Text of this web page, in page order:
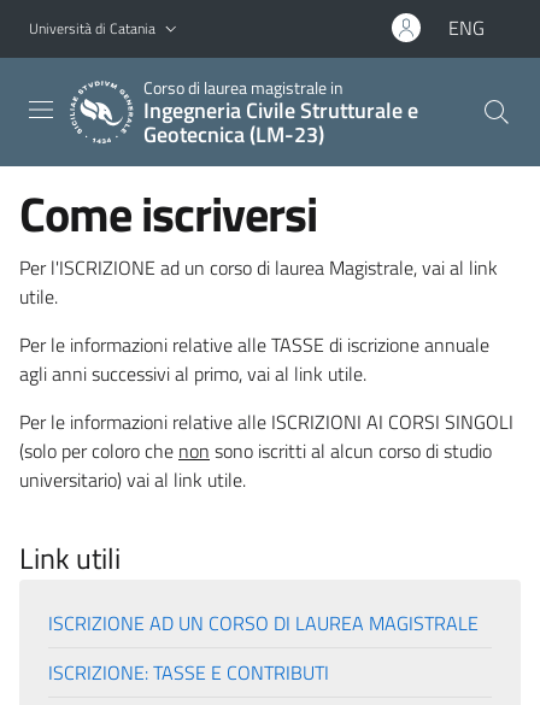
Vai al contenuto principale
Vai al menu di navigazione
Università di Catania ENG
Corso di laurea magistrale in
Ingegneria Civile Strutturale e
Geotecnica (LM-23)
Come iscriversi
Per l'ISCRIZIONE ad un corso di laurea Magistrale, vai al link
utile.
Per le informazioni relative alle TASSE di iscrizione annuale
agli anni successivi al primo, vai al link utile.
Per le informazioni relative alle ISCRIZIONI AI CORSI SINGOLI
(solo per coloro che non sono iscritti al alcun corso di studio
universitario) vai al link utile.
Link utili
ISCRIZIONE AD UN CORSO DI LAUREA MAGISTRALE
ISCRIZIONE: TASSE E CONTRIBUTI